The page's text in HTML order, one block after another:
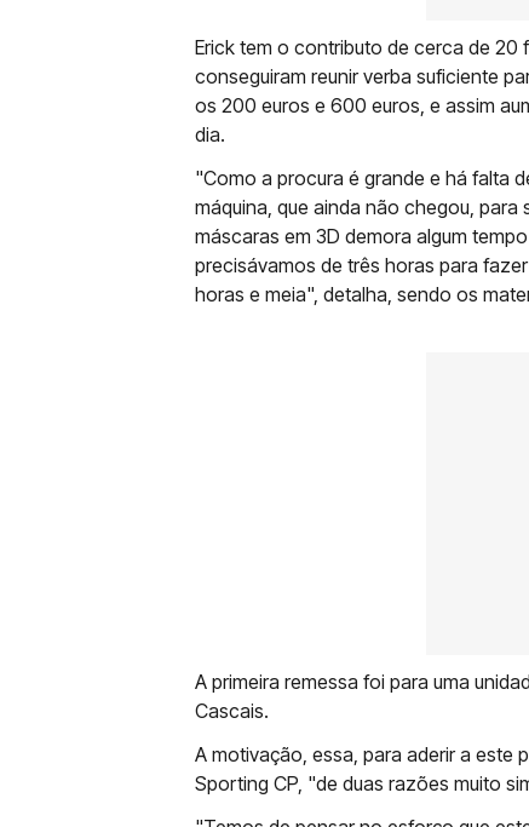
Erick tem o contributo de cerca de 20
conseguiram reunir verba suficiente
os 200 euros e 600 euros, e assim
dia.
"Como a procura é grande e há falta
máquina, que ainda não chegou, para
máscaras em 3D demora algum
precisávamos de três horas para
horas e meia", detalha, sendo os
A primeira remessa foi para uma
Cascais.
A motivação, essa, para aderir a este
Sporting CP, "de duas razões muito